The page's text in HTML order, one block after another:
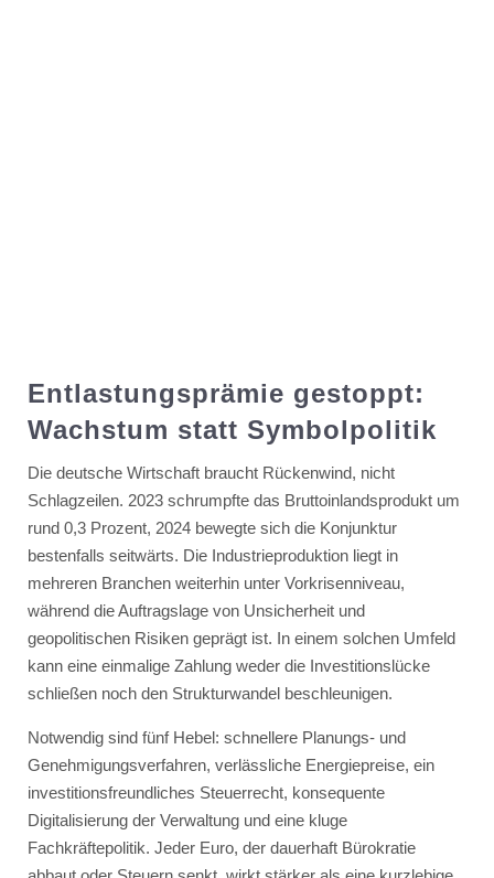
Entlastungsprämie gestoppt:
Wachstum statt Symbolpolitik
Die deutsche Wirtschaft braucht Rückenwind, nicht
Schlagzeilen. 2023 schrumpfte das Bruttoinlandsprodukt um
rund 0,3 Prozent, 2024 bewegte sich die Konjunktur
bestenfalls seitwärts. Die Industrieproduktion liegt in
mehreren Branchen weiterhin unter Vorkrisenniveau,
während die Auftragslage von Unsicherheit und
geopolitischen Risiken geprägt ist. In einem solchen Umfeld
kann eine einmalige Zahlung weder die Investitionslücke
schließen noch den Strukturwandel beschleunigen.
Notwendig sind fünf Hebel: schnellere Planungs- und
Genehmigungsverfahren, verlässliche Energiepreise, ein
investitionsfreundliches Steuerrecht, konsequente
Digitalisierung der Verwaltung und eine kluge
Fachkräftepolitik. Jeder Euro, der dauerhaft Bürokratie